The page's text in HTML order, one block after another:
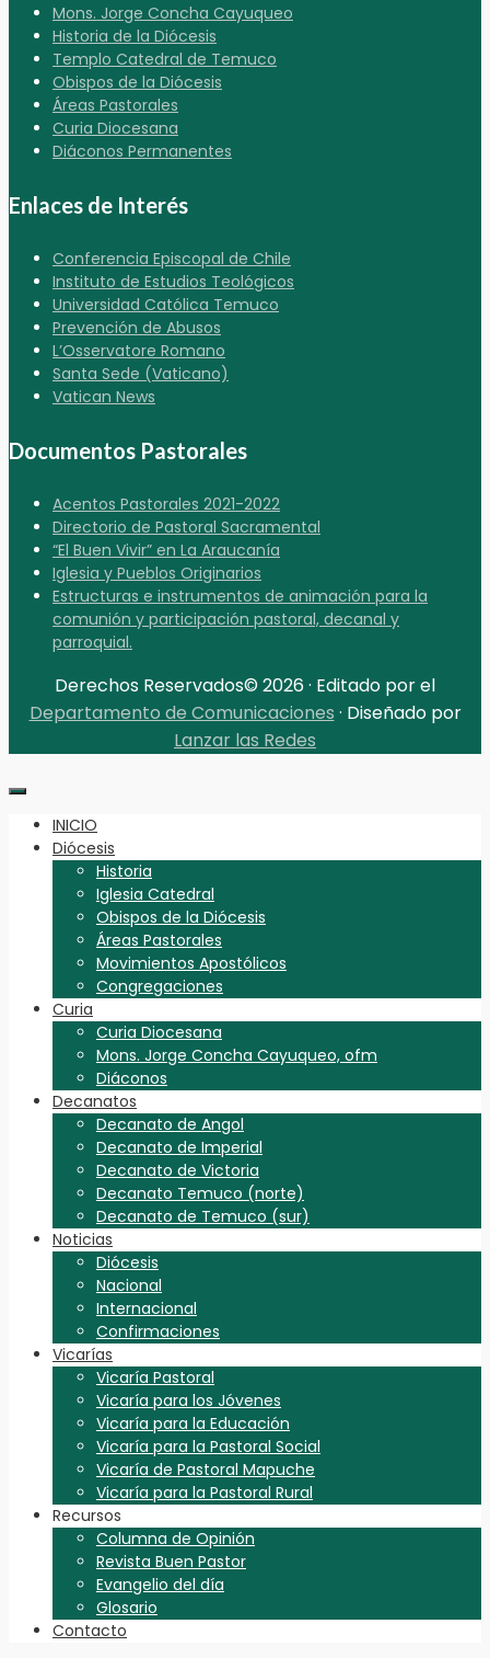
Mons. Jorge Concha Cayuqueo
Historia de la Diócesis
Templo Catedral de Temuco
Obispos de la Diócesis
Áreas Pastorales
Curia Diocesana
Diáconos Permanentes
Enlaces de Interés
Conferencia Episcopal de Chile
Instituto de Estudios Teológicos
Universidad Católica Temuco
Prevención de Abusos
L’Osservatore Romano
Santa Sede (Vaticano)
Vatican News
Documentos Pastorales
Acentos Pastorales 2021-2022
Directorio de Pastoral Sacramental
“El Buen Vivir” en La Araucanía
Iglesia y Pueblos Originarios
Estructuras e instrumentos de animación para la
comunión y participación pastoral, decanal y
parroquial.
Derechos Reservados© 2026 · Editado por el
Departamento de Comunicaciones · Diseñado por
Lanzar las Redes
INICIO
Diócesis
Historia
Iglesia Catedral
Obispos de la Diócesis
Áreas Pastorales
Movimientos Apostólicos
Congregaciones
Curia
Curia Diocesana
Mons. Jorge Concha Cayuqueo, ofm
Diáconos
Decanatos
Decanato de Angol
Decanato de Imperial
Decanato de Victoria
Decanato Temuco (norte)
Decanato de Temuco (sur)
Noticias
Diócesis
Nacional
Internacional
Confirmaciones
Vicarías
Vicaría Pastoral
Vicaría para los Jóvenes
Vicaría para la Educación
Vicaría para la Pastoral Social
Vicaría de Pastoral Mapuche
Vicaría para la Pastoral Rural
Recursos
Columna de Opinión
Revista Buen Pastor
Evangelio del día
Glosario
Contacto